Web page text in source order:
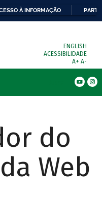
À INFORMAÇÃO
ENGLISH
ACESSIBILIDADE
A+ A-
do
Web